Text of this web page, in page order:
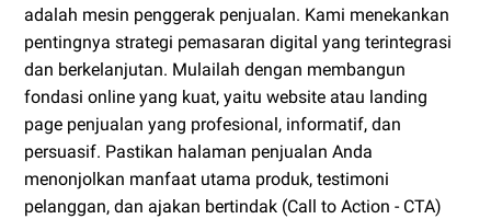
adalah mesin penggerak penjualan. Kami menekankan
pentingnya strategi pemasaran digital yang terintegrasi
dan berkelanjutan. Mulailah dengan membangun
fondasi online yang kuat, yaitu website atau landing
page penjualan yang profesional, informatif, dan
persuasif. Pastikan halaman penjualan Anda
menonjolkan manfaat utama produk, testimoni
pelanggan, dan ajakan bertindak (Call to Action - CTA)